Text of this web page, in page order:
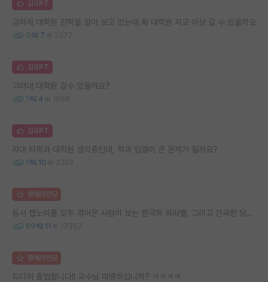
김GPT
급하게 대학원 진학을 알아 보고 있는데 AI 대학원 자교 이상 갈 수 있을까요
0 7 2372
김GPT
고려대 대학원 갈수 있을까요?
1 4 1968
김GPT
자대 타학과 대학원 생각중인데, 학과 입결이 큰 문제가 될까요?
1 10 2302
명예의전당
동서 랩노비를 모두 겪어온 사람이 보는 한국의 워라밸, 그리고 간곡한 당부의 말씀
89 11 17357
명예의전당
드디어 졸업합니다!! 교수님 마땅하십니까? ㅋㅋㅋㅋ